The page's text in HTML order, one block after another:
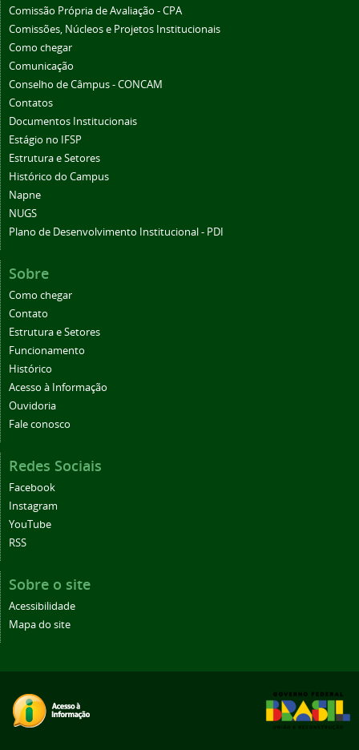
Comissão Própria de Avaliação - CPA
Comissões, Núcleos e Projetos Institucionais
Como chegar
Comunicação
Conselho de Câmpus - CONCAM
Contatos
Documentos Institucionais
Estágio no IFSP
Estrutura e Setores
Histórico do Campus
Napne
NUGS
Plano de Desenvolvimento Institucional - PDI
Sobre
Como chegar
Contato
Estrutura e Setores
Funcionamento
Histórico
Acesso à Informação
Ouvidoria
Fale conosco
Redes Sociais
Facebook
Instagram
YouTube
RSS
Sobre o site
Acessibilidade
Mapa do site